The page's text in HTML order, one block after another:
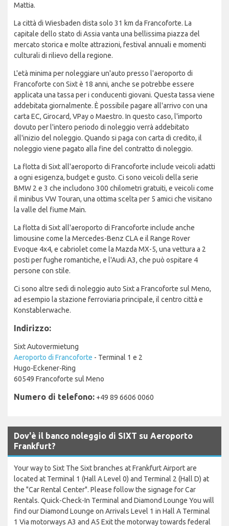
Mattia.
La città di Wiesbaden dista solo 31 km da Francoforte. La
capitale dello stato di Assia vanta una bellissima piazza del
mercato storica e molte attrazioni, festival annuali e momenti
culturali di rilievo della regione.
L'età minima per noleggiare un'auto presso l'aeroporto di
Francoforte con Sixt è 18 anni, anche se potrebbe essere
applicata una tassa per i conducenti giovani. Questa tassa viene
addebitata giornalmente. È possibile pagare all'arrivo con una
carta EC, Girocard, VPay o Maestro. In questo caso, l'importo
dovuto per l'intero periodo di noleggio verrà addebitato
all'inizio del noleggio. Quando si paga con carta di credito, il
noleggio viene pagato alla fine del contratto di noleggio.
La flotta di Sixt all'aeroporto di Francoforte include veicoli adatti
a ogni esigenza, budget e gusto. Ci sono veicoli della serie
BMW 2 e 3 che includono 300 chilometri gratuiti, e veicoli come
il minibus VW Touran, una ottima scelta per 5 amici che visitano
la valle del fiume Main.
La flotta di Sixt all'aeroporto di Francoforte include anche
limousine come la Mercedes-Benz CLA e il Range Rover
Evoque 4x4, e cabriolet come la Mazda MX-5, una vettura a 2
posti per fughe romantiche, e l'Audi A3, che può ospitare 4
persone con stile.
Ci sono altre sedi di noleggio auto Sixt a Francoforte sul Meno,
ad esempio la stazione ferroviaria principale, il centro città e
Konstablerwache.
Indirizzo:
Sixt Autovermietung
Aeroporto di Francoforte - Terminal 1 e 2
Hugo-Eckener-Ring
60549 Francoforte sul Meno
Numero di telefono: +49 89 6606 0060
Dov'è il banco noleggio di SIXT su Aeroporto
Frankfurt?
Your way to Sixt The Sixt branches at Frankfurt Airport are
located at Terminal 1 (Hall A Level 0) and Terminal 2 (Hall D) at
the "Car Rental Center". Please follow the signage for Car
Rentals. Quick-Check-In Terminal and Diamond Lounge You will
find our Diamond Lounge on Arrivals Level 1 in Hall A Terminal
1 Via motorways A3 and A5 Exit the motorway towards federal